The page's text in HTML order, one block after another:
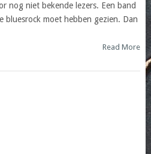
nog niet bekende lezers. Een band
bluesrock moet hebben gezien. Dan
Read More